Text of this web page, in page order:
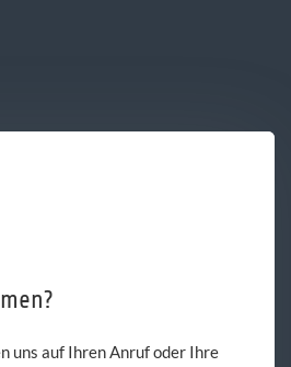
uns auf Ihren Anruf oder Ihre